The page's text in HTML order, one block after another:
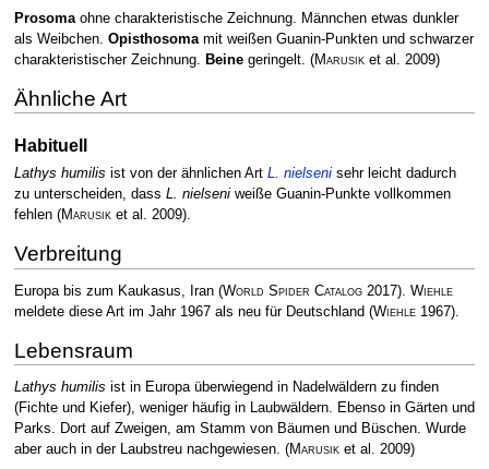
Prosomaohne charakteristische Zeichnung. Männchen etwas dunkler
als Weibchen. Opisthosomamit weißen Guanin-Punkten und schwarzer
charakteristischer Zeichnung. Beinegeringelt. (Marusiket al. 2009)
Ähnliche Art
Habituell
Lathys humilis ist von der ähnlichen Art L. nielsenisehr leicht dadurch
zu unterscheiden, dass L. nielseniweiße Guanin-Punkte vollkommen
fehlen (Marusiket al. 2009).
Verbreitung
Europa bis zum Kaukasus, Iran (World Spider Catalog2017). Wiehle
meldete diese Art im Jahr 1967 als neu für Deutschland (Wiehle1967).
Lebensraum
Lathys humilis ist in Europa überwiegend in Nadelwäldern zu finden
(Fichte und Kiefer), weniger häufig in Laubwäldern. Ebenso in Gärten und
Parks. Dort auf Zweigen, am Stamm von Bäumen und Büschen. Wurde
aber auch in der Laubstreu nachgewiesen. (Marusiket al. 2009)